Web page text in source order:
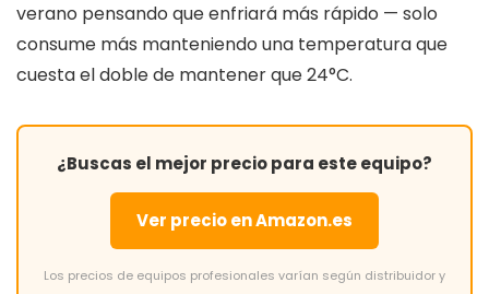
verano pensando que enfriará más rápido — solo
consume más manteniendo una temperatura que
cuesta el doble de mantener que 24°C.
¿Buscas el mejor precio para este equipo?
Ver precio en Amazon.es
Los precios de equipos profesionales varían según distribuidor y